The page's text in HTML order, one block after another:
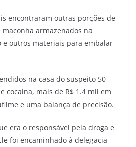
encontraram outras porções de
armazenados na
e outros materiais para embalar
na casa do suspeito 50
cocaína, mais de R$ 1.4 mil em
e uma balança de precisão.
era o responsável pela droga e
foi encaminhado à delegacia